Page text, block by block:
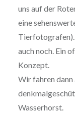
uns auf der
eine
Tierfotografen).
auch noch. Ein
Konzept.
Wir fahren dann
Wasserhorst.